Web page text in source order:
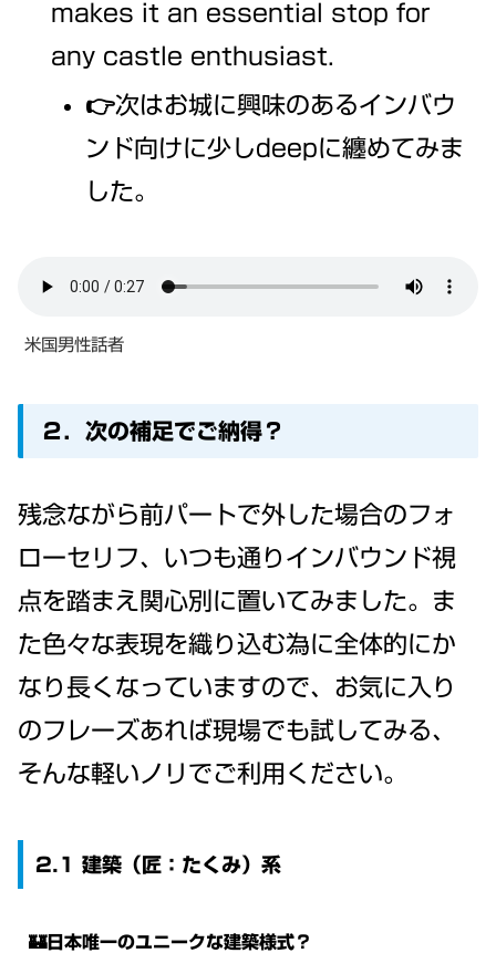
makes it an essential stop for
any castle enthusiast.
👉次はお城に興味のあるインバウ
ンド向けに少しdeepに纏めてみま
した。
米国男性話者
２．次の補足でご納得？
残念ながら前パートで外した場合のフォ
ローセリフ、いつも通りインバウンド視
点を踏まえ関心別に置いてみました。ま
た色々な表現を織り込む為に全体的にか
なり長くなっていますので、お気に入り
のフレーズあれば現場でも試してみる、
そんな軽いノリでご利用ください。
2.1 建築（匠：たくみ）系
🏰日本唯一のユニークな建築様式？